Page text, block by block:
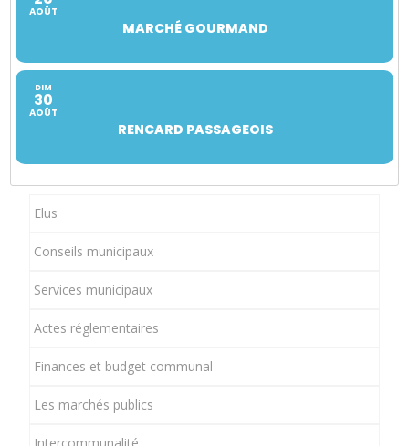
AOÛT
MARCHÉ GOURMAND
DIM
30
AOÛT
RENCARD PASSAGEOIS
Elus
Conseils municipaux
Services municipaux
Actes réglementaires
Finances et budget communal
Les marchés publics
Intercommunalité